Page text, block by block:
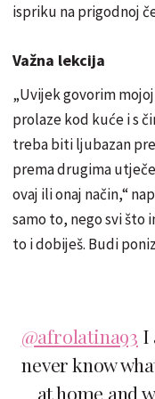
ispriku na prigodnoj
Važna lekcija
„Uvijek govorim
prolaze kod kuće i s
treba biti ljubazan
prema drugima
ovaj ili onaj način,“
samo to, nego svi što
to i dobiješ. Budi
@afrolatina93 I
never know
at home and